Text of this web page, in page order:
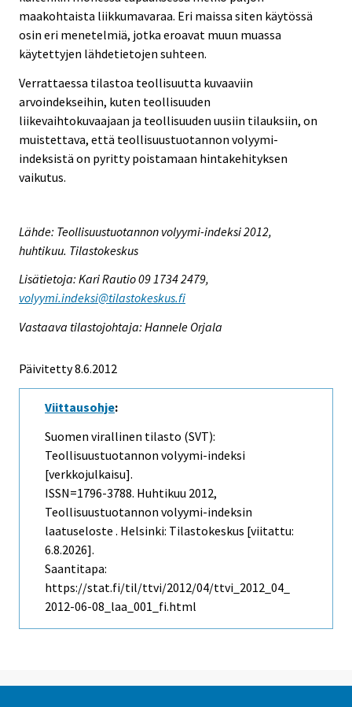
maakohtaista liikkumavaraa. Eri maissa siten käytössä
osin eri menetelmiä, jotka eroavat muun muassa
käytettyjen lähdetietojen suhteen.
Verrattaessa tilastoa teollisuutta kuvaaviin
arvoindekseihin, kuten teollisuuden
liikevaihtokuvaajaan ja teollisuuden uusiin tilauksiin, on
muistettava, että teollisuustuotannon volyymi-
indeksistä on pyritty poistamaan hintakehityksen
vaikutus.
Lähde: Teollisuustuotannon volyymi-indeksi 2012,
huhtikuu. Tilastokeskus
Lisätietoja: Kari Rautio 09 1734 2479,
volyymi.indeksi@tilastokeskus.fi
Vastaava tilastojohtaja: Hannele Orjala
Päivitetty 8.6.2012
Viittausohje:
Suomen virallinen tilasto (SVT):
Teollisuustuotannon volyymi-indeksi
[verkkojulkaisu].
ISSN=1796-3788. Huhtikuu 2012,
Teollisuustuotannon volyymi-indeksin
laatuseloste . Helsinki: Tilastokeskus [viitattu:
6.8.2026].
Saantitapa:
https://stat.fi/til/ttvi/2012/04/ttvi_2012_04_
2012-06-08_laa_001_fi.html